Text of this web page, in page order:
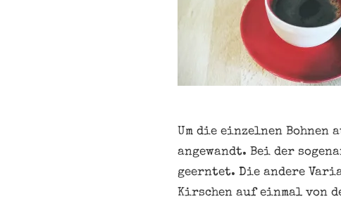
Um die einzelnen Bohnen
angewandt. Bei der
geerntet. Die andere
Kirschen auf einmal von